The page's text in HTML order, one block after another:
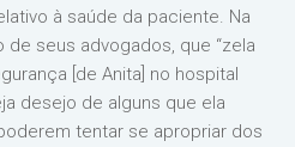
à saúde da paciente. Na
seus advogados, que “zela
[de Anita] no hospital
desejo de alguns que ela
tentar se apropriar dos